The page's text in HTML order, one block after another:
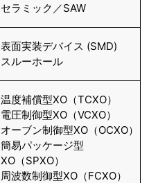
セラミック／SAW
表面実装デバイス (SMD)
スルーホール
温度補償型XO（TCXO）
電圧制御型XO（VCXO）
オーブン制御型XO（OCXO）
簡易パッケージ型
XO（SPXO）
周波数制御型XO（FCXO）